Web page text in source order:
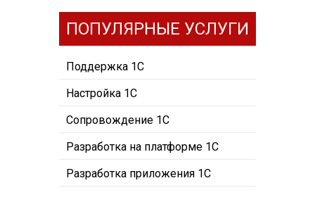
ПОПУЛЯРНЫЕ УСЛУГИ
Поддержка 1С
Настройка 1С
Сопровождение 1С
Разработка на платформе 1С
Разработка приложения 1С